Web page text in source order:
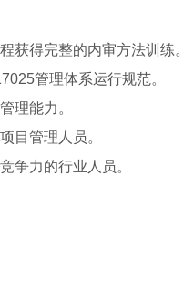
获得完整的内审方法训练。
管理体系运行规范。
理能力。
目管理人员。
争力的行业人员。